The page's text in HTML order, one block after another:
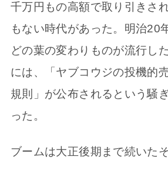
千万円もの高額で取り引きさ
もない時代があった。明治20
どの葉の変わりものが流行し
には、「ヤブコウジの投機的
規則」が公布されるという騒
った。
ブームは大正後期まで続いたそ